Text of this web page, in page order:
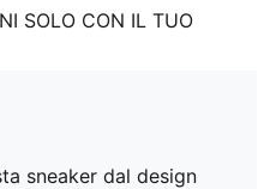
SOLO CON IL TUO
sneaker dal design